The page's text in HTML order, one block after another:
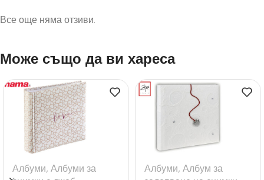
Все още няма отзиви.
Може също да ви хареса
Албуми, Албуми за
Албуми, Албум за